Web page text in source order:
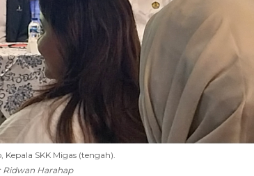
Kepala SKK Migas (tengah).
Ridwan Harahap